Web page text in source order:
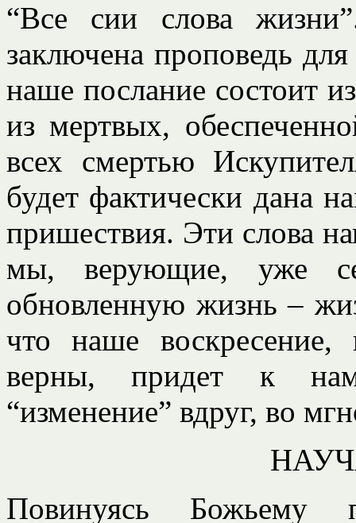
“Все сии слова
заключена проповедь
наше послание состоит
из мертвых,
всех смертью
будет фактически дана
пришествия. Эти слова
мы, верующие, уже
обновленную жизнь –
что наше
верны, придет к
“изменение” вдруг, во
Повинуясь Божьему